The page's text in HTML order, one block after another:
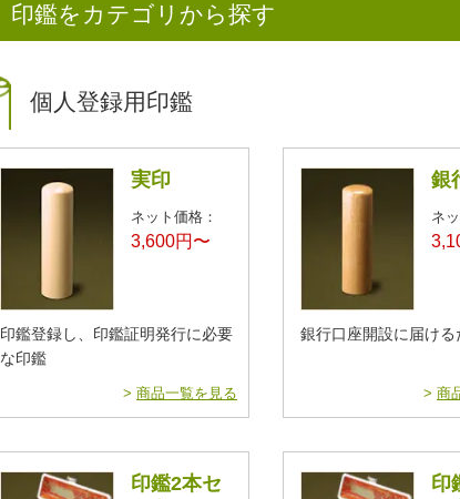
印鑑をカテゴリから探す
個人登録用印鑑
実印
ネット価格：
3,600円〜
印鑑登録し、印鑑証明発行に必要
な印鑑
>商品一覧を見る
銀
ネ
銀行口座開設に届ける
>商
印鑑2本セ
印